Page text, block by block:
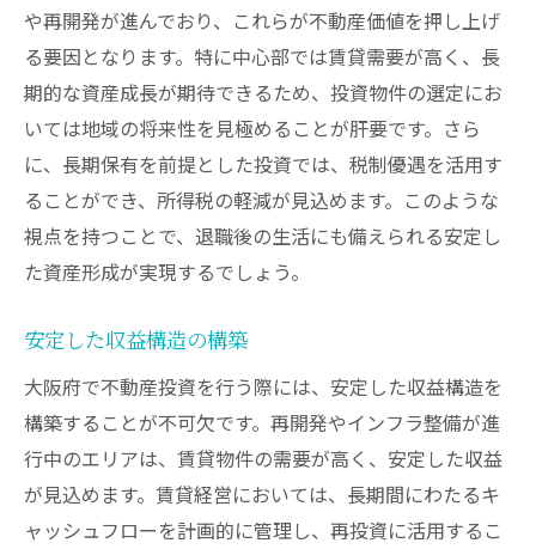
や再開発が進んでおり、これらが不動産価値を押し上げ
る要因となります。特に中心部では賃貸需要が高く、長
期的な資産成長が期待できるため、投資物件の選定にお
いては地域の将来性を見極めることが肝要です。さら
に、長期保有を前提とした投資では、税制優遇を活用す
ることができ、所得税の軽減が見込めます。このような
視点を持つことで、退職後の生活にも備えられる安定し
た資産形成が実現するでしょう。
安定した収益構造の構築
大阪府で不動産投資を行う際には、安定した収益構造を
構築することが不可欠です。再開発やインフラ整備が進
行中のエリアは、賃貸物件の需要が高く、安定した収益
が見込めます。賃貸経営においては、長期間にわたるキ
ャッシュフローを計画的に管理し、再投資に活用するこ